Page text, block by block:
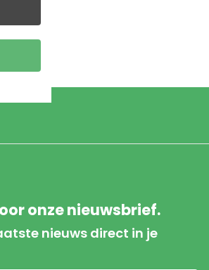
onze nieuwsbrief.
nieuws direct in je